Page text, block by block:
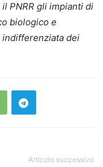
PNRR gli impianti di
biologico e
indifferenziata dei
Articolo successivo